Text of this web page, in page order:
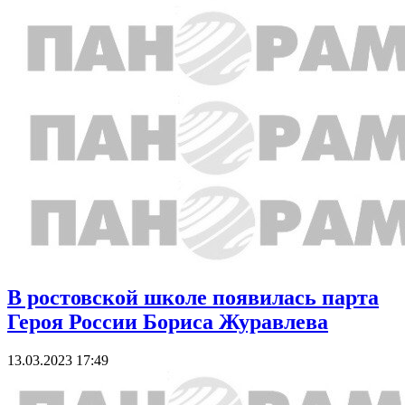
В ростовской школе появилась парта
Героя России Бориса Журавлева
13.03.2023 17:49